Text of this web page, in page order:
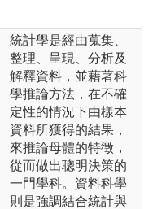
統計學是經由蒐集、
整理、呈現、分析及
解釋資料，並藉著科
學推論方法，在不確
定性的情況下由樣本
資料所獲得的結果，
來推論母體的特徵，
從而做出聰明決策的
一門學科。資料科學
則是強調結合統計與